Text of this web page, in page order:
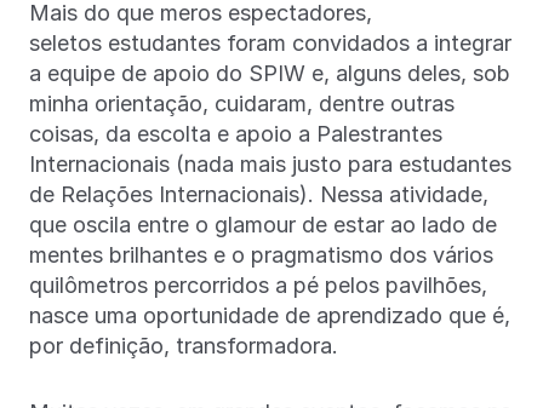
Mais do que meros espectadores,
seletos estudantes foram convidados a integrar
a equipe de apoio do SPIW e, alguns deles, sob
minha orientação, cuidaram, dentre outras
coisas, da escolta e apoio a Palestrantes
Internacionais (nada mais justo para estudantes
de Relações Internacionais). Nessa atividade,
que oscila entre o glamour de estar ao lado de
mentes brilhantes e o pragmatismo dos vários
quilômetros percorridos a pé pelos pavilhões,
nasce uma oportunidade de aprendizado que é,
por definição, transformadora.